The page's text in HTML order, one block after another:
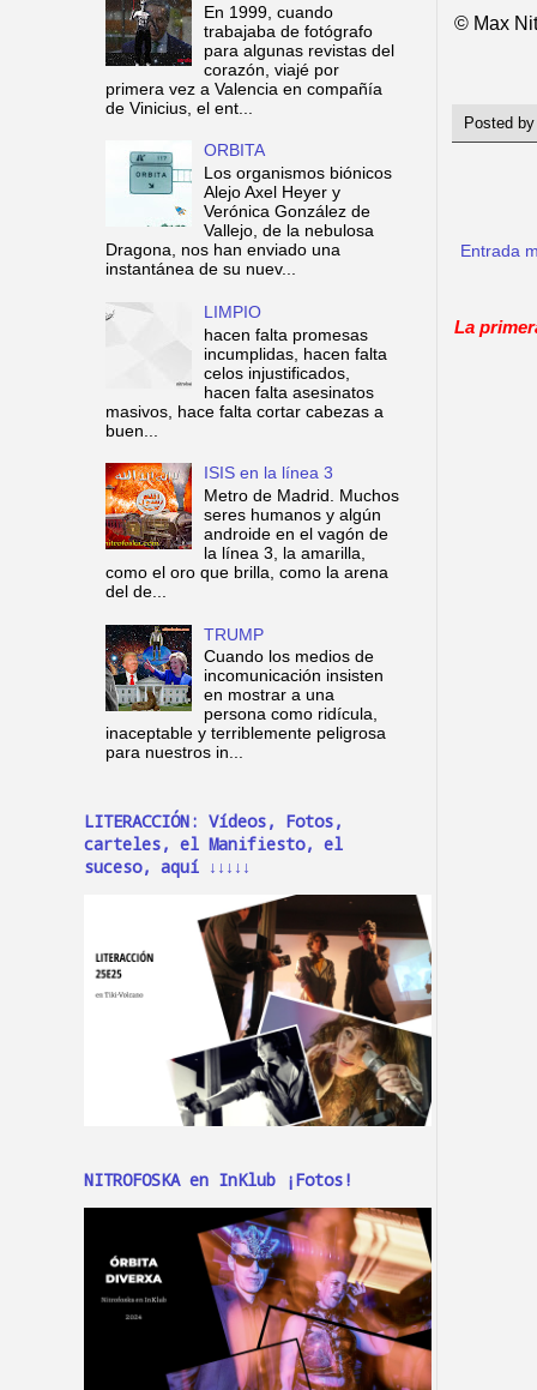
© Max
Posted
Entrada
La
En 1999, cuando
trabajaba de fotógrafo
para algunas revistas del
corazón, viajé por
primera vez a Valencia en compañía
de Vinicius, el ent...
ORBITA
Los organismos biónicos
Alejo Axel Heyer y
Verónica González de
Vallejo, de la nebulosa
Dragona, nos han enviado una
instantánea de su nuev...
LIMPIO
hacen falta promesas
incumplidas, hacen falta
celos injustificados,
hacen falta asesinatos
masivos, hace falta cortar cabezas a
buen...
ISIS en la línea 3
Metro de Madrid. Muchos
seres humanos y algún
androide en el vagón de
la línea 3, la amarilla,
como el oro que brilla, como la arena
del de...
TRUMP
Cuando los medios de
incomunicación insisten
en mostrar a una
persona como ridícula,
inaceptable y terriblemente peligrosa
para nuestros in...
LITERACCIÓN: Vídeos, Fotos,
carteles, el Manifiesto, el
suceso, aquí ↓↓↓↓↓
NITROFOSKA en InKlub ¡Fotos!